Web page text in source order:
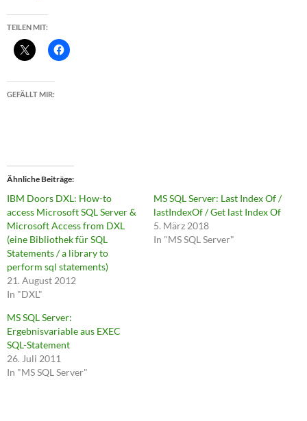
TEILEN MIT:
GEFÄLLT MIR:
Ähnliche Beiträge
IBM Doors DXL: How-to
access Microsoft SQL Server &
Microsoft Access from DXL
(eine Bibliothek für SQL
Statements / a library to
perform sql statements)
21. August 2012
In "DXL"
MS SQL Server: Last Index Of /
lastIndexOf / Get last Index Of
5. März 2018
In "MS SQL Server"
MS SQL Server:
Ergebnisvariable aus EXEC
SQL-Statement
26. Juli 2011
In "MS SQL Server"